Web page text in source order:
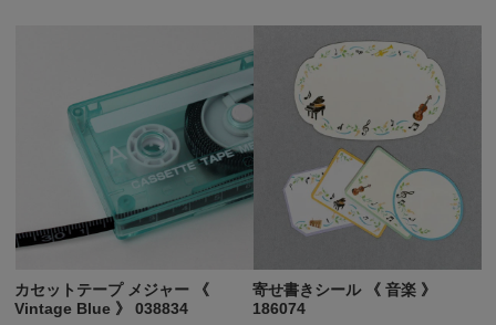
カセットテープ メジャー 《
Vintage Blue 》 038834
寄せ書きシール 《 音楽 》
186074